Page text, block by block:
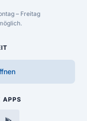
– Freitag
APPS